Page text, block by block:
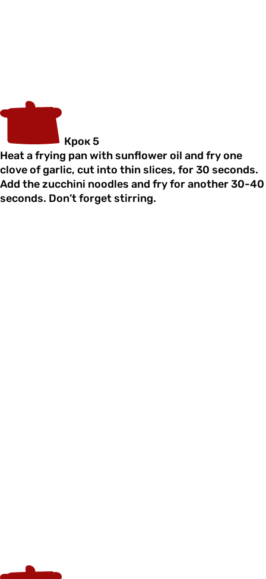
Крок 5
Heat a frying pan with sunflower oil and fry one
clove of garlic, cut into thin slices, for 30 seconds.
Add the zucchini noodles and fry for another 30-40
seconds. Don’t forget stirring.